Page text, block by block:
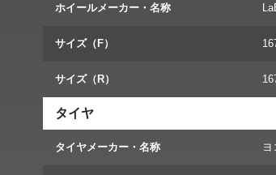
ホイールメーカー・名称
サイズ（F）
サイズ（R）
タイヤ
タイヤメーカー・名称